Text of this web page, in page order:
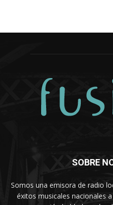
SOBRE
Somos una emisora de radio
éxitos musicales nacionales